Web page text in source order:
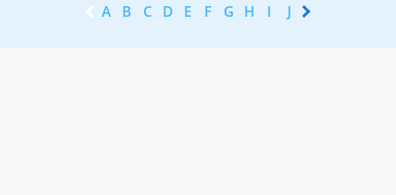
A B C D E F G H I J K